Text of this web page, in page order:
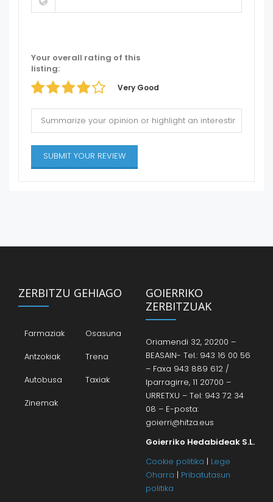
Your overall rating of this
listing:
Very Good
ZERBITZU GEHIAGO
Farmaziak
Osasuna
Antzokiak
Trena
Autobusa
Taxiak
Zinemak
GOIERRIKO
ZERBITZUAK
Oriamendi 32, 20200 –
BEASAIN- Tel.: 943 16 00 56
– Faxa 943 889 612 /
Iparragirre, 11 20700 –
URRETXU – Tel: 943 72 34
08 – E-posta:
goierri@hitza.eus
Goierriko Hedabideak S.L.
Cookie politika | Lege
Oharra | Pribatutasun
politika